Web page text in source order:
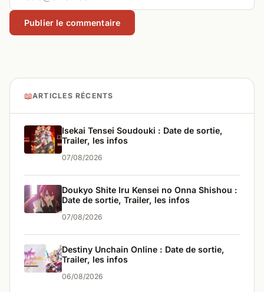
📖ARTICLES RÉCENTS
Isekai Tensei Soudouki : Date de sortie,
Trailer, les infos
07/08/2026
Doukyo Shite Iru Kensei no Onna Shishou :
Date de sortie, Trailer, les infos
07/08/2026
Destiny Unchain Online : Date de sortie,
Trailer, les infos
06/08/2026